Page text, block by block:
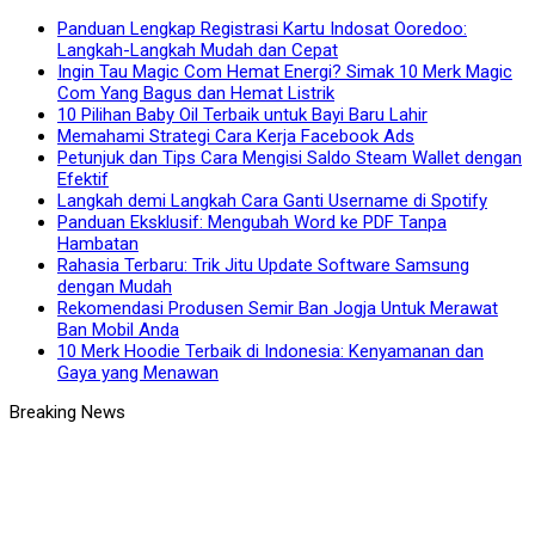
Panduan Lengkap Registrasi Kartu Indosat Ooredoo:
Langkah-Langkah Mudah dan Cepat
Ingin Tau Magic Com Hemat Energi? Simak 10 Merk Magic
Com Yang Bagus dan Hemat Listrik
10 Pilihan Baby Oil Terbaik untuk Bayi Baru Lahir
Memahami Strategi Cara Kerja Facebook Ads
Petunjuk dan Tips Cara Mengisi Saldo Steam Wallet dengan
Efektif
Langkah demi Langkah Cara Ganti Username di Spotify
Panduan Eksklusif: Mengubah Word ke PDF Tanpa
Hambatan
Rahasia Terbaru: Trik Jitu Update Software Samsung
dengan Mudah
Rekomendasi Produsen Semir Ban Jogja Untuk Merawat
Ban Mobil Anda
10 Merk Hoodie Terbaik di Indonesia: Kenyamanan dan
Gaya yang Menawan